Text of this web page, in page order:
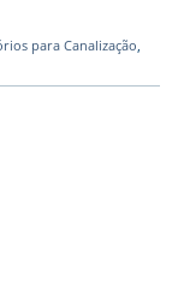
para Canalização,